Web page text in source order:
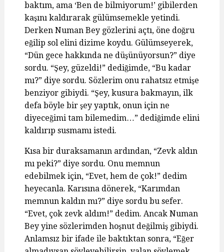
baktım, ama ‘Ben de bilmiyorum!’ gibilerden
kaşını kaldırarak gülümsemekle yetindi.
Derken Numan Bey gözlerini açtı, öne doğru
eğilip sol elini dizime koydu. Gülümseyerek,
“Dün gece hakkında ne düşünüyorsun?” diye
sordu. “Şey, güzeldi!” dediğimde, “Bu kadar
mı?” diye sordu. Sözlerim onu rahatsız etmişe
benziyor gibiydi. “Şey, kusura bakmayın, ilk
defa böyle bir şey yaptık, onun için ne
diyeceğimi tam bilemedim…” dediğimde elini
kaldırıp susmamı istedi.
Kısa bir duraksamanın ardından, “Zevk aldın
mı peki?” diye sordu. Onu memnun
edebilmek için, “Evet, hem de çok!” dedim
heyecanla. Karısına dönerek, “Karımdan
memnun kaldın mı?” diye sordu bu sefer.
“Evet, çok zevk aldım!” dedim. Ancak Numan
Bey yine sözlerimden hoşnut değilmiş gibiydi.
Anlamsız bir ifade ile baktıktan sonra, “Eğer